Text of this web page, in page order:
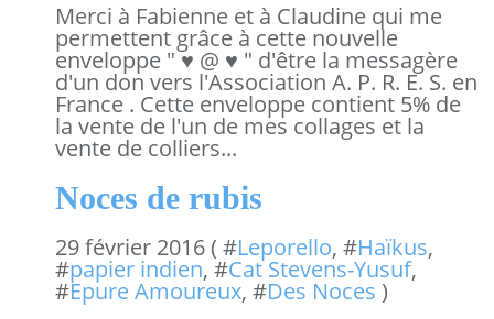
Merci à Fabienne et à Claudine qui me
permettent grâce à cette nouvelle
enveloppe " ♥ @ ♥ " d'être la messagère
d'un don vers l'Association A. P. R. E. S. en
France . Cette enveloppe contient 5% de
la vente de l'un de mes collages et la
vente de colliers...
Noces de rubis
29 février 2016 ( #Leporello, #Haïkus,
#papier indien, #Cat Stevens-Yusuf,
#Epure Amoureux, #Des Noces )